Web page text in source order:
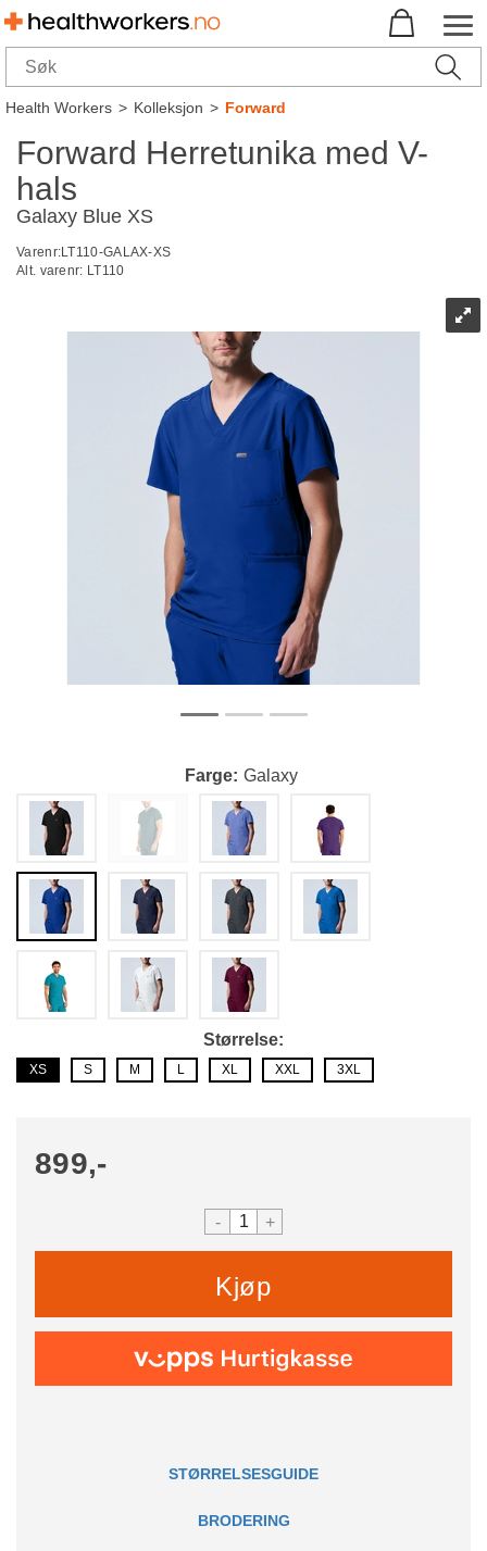
Health Workers>Kolleksjon>Forward
Forward Herretunika med V-
hals
Galaxy Blue XS
Varenr:LT110-GALAX-XS
Alt. varenr: LT110
Farge Galaxy
Størrelse
XS S M L XL XXL 3XL
899,-
- +
Kjøp
STØRRELSESGUIDE
BRODERING